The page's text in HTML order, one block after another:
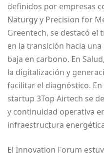
definidos por empresas
Naturgy y Precision for
Greentech, se destacó
en la transición hacia
baja en carbono. En
la digitalización y
facilitar el diagnóstico.
startup 3Top Airtech se
y continuidad operativa
infraestructura
El Innovation Forum